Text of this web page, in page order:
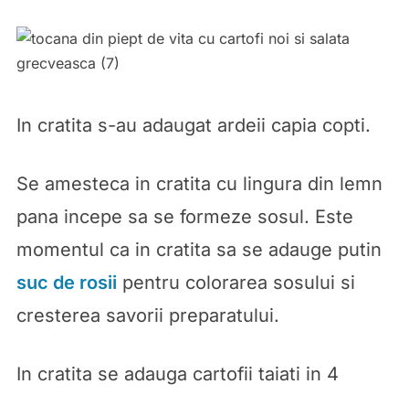
In cratita s-au adaugat ardeii capia copti.
Se amesteca in cratita cu lingura din lemn
pana incepe sa se formeze sosul. Este
momentul ca in cratita sa se adauge putin
suc de rosii pentru colorarea sosului si
cresterea savorii preparatului.
In cratita se adauga cartofii taiati in 4